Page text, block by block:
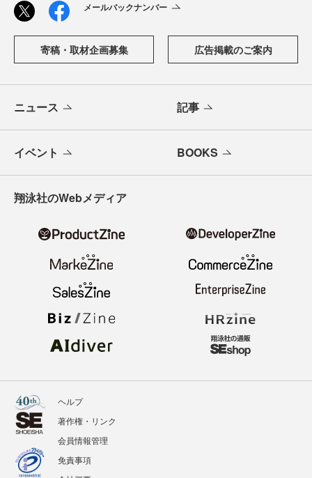
メールバックナンバー
寄稿・取材企画募集 広告掲載のご案内
ニュース 記事
イベント BOOKS
翔泳社のWebメディア
ヘルプ
著作権・リンク
会員情報管理
免責事項